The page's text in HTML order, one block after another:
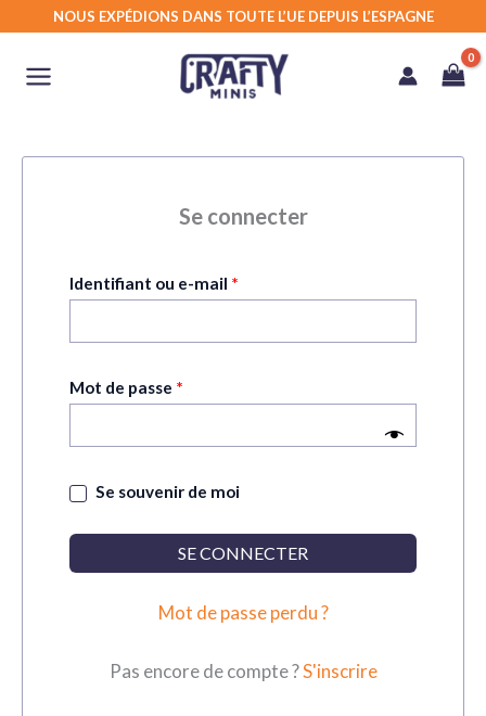
contenu
NOUS EXPÉDIONS DANS TOUTE L’UE DEPUIS L’ESPAGNE
Se connecter
Identifiant ou e-mail *
Mot de passe *
Se souvenir de moi
SE CONNECTER
Mot de passe perdu ?
Pas encore de compte ?S'inscrire